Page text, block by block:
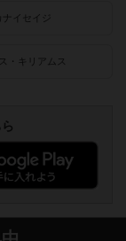
ナイセイジ
・キリアムス